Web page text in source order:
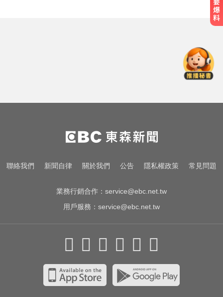
因人成事：帶著尊嚴離開
環法女子自行車賽爆「胸罩作
弊」！官方急出手
台股回檔ETF全賺「該跑嗎？」網
聯絡我們 新聞自律 關於我們 公告 隱私權政策 常見問題
業務行銷合作： service@ebc.net.tw
用戶服務： service@ebc.net.tw